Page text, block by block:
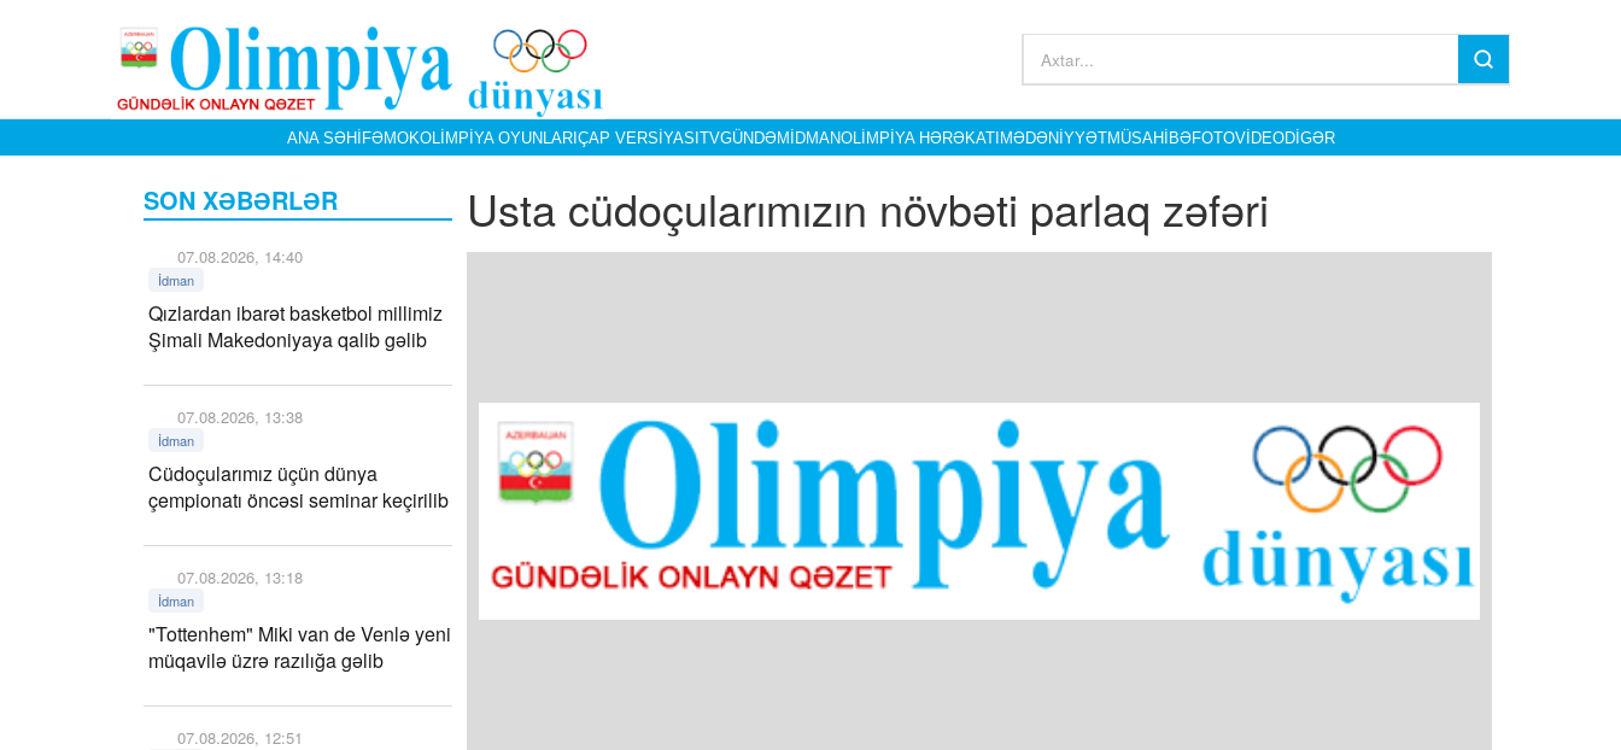
ANA SƏHIFƏMOKOLIMPIYA OYUNLARIÇAP VERSIYASITVGÜNDƏMİDMANOLIMPIYA HƏRƏKATIMƏDƏNIYYƏTMÜSAHIBƏFOTOVIDEODIGƏR
SON XƏBƏRLƏR
07.08.2026, 14:40
İdman
Qızlardan ibarət basketbol millimiz
Şimali Makedoniyaya qalib gəlib
07.08.2026, 13:38
İdman
Cüdoçularımız üçün dünya
çempionatı öncəsi seminar keçirilib
07.08.2026, 13:18
İdman
"Tottenhem" Miki van de Venlə yeni
müqavilə üzrə razılığa gəlib
07.08.2026, 12:51
Usta cüdoçularımızın növbəti parlaq zəfəri